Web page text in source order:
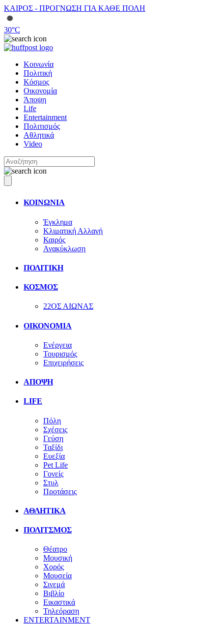
ΚΑΙΡΟΣ - ΠΡΟΓΝΩΣΗ ΓΙΑ ΚΑΘΕ ΠΟΛΗ
30°C
Κοινωνία
Πολιτική
Κόσμος
Οικονομία
Άποψη
Life
Entertainment
Πολιτισμός
Αθλητικά
Video
ΚΟΙΝΩΝΙΑ
Έγκλημα
Κλιματική Αλλαγή
Καιρός
Ανακύκλωση
ΠΟΛΙΤΙΚΗ
ΚΟΣΜΟΣ
22ΟΣ ΑΙΩΝΑΣ
ΟΙΚΟΝΟΜΙΑ
Ενέργεια
Τουρισμός
Επιχειρήσεις
ΑΠΟΨΗ
LIFE
Πόλη
Σχέσεις
Γεύση
Ταξίδι
Ευεξία
Pet Life
Γονείς
Στυλ
Προτάσεις
ΑΘΛΗΤΙΚΑ
ΠΟΛΙΤΣΜΟΣ
Θέατρο
Μουσική
Χορός
Μουσεία
Σινεμά
Βιβλίο
Εικαστικά
Τηλεόραση
ENTERTAINMENT